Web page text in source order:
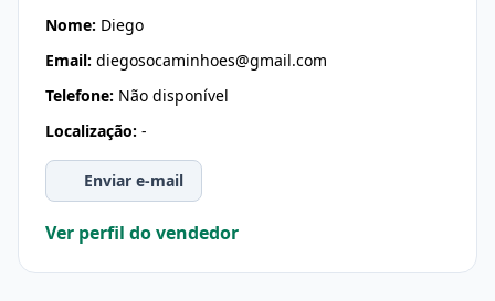
Nome: Diego
Email: diegosocaminhoes@gmail.com
Telefone: Não disponível
Localização: -
Enviar e-mail
Ver perfil do vendedor